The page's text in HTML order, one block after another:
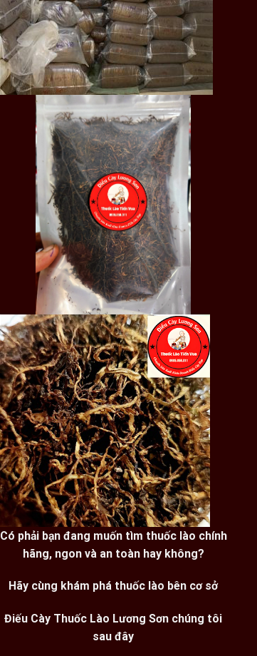
Có phải bạn đang muốn tìm thuốc lào chính
hãng, ngon và an toàn hay không?
Hãy cùng khám phá thuốc lào bên cơ sở
Điếu Cày Thuốc Lào Lương Sơn chúng tôi
sau đây